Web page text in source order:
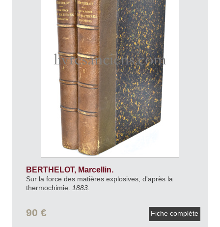
BERTHELOT, Marcellin.
Sur la force des matières explosives, d'après la
thermochimie.
1883.
90 € Fiche complète